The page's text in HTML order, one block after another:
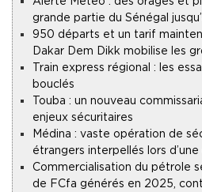
grande partie du Sénégal
950 départs et un tarif
Dakar Dem Dikk mobilise les
Train express régional : les
bouclés
Touba : un nouveau
enjeux sécuritaires
Médina : vaste opération de
étrangers interpellés lors
Commercialisation du pétrole
de FCfa générés en 2025,